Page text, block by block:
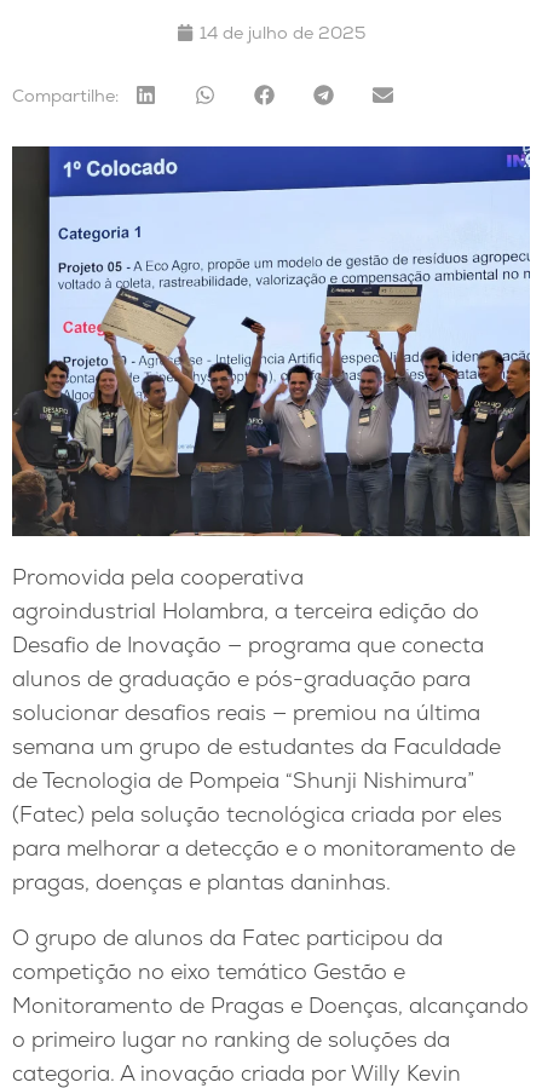
14 de julho de 2025
Compartilhe:
Promovida pela cooperativa
agroindustrial Holambra, a terceira edição do
Desafio de Inovação — programa que conecta
alunos de graduação e pós-graduação para
solucionar desafios reais — premiou na última
semana um grupo de estudantes da Faculdade
de Tecnologia de Pompeia “Shunji Nishimura”
(Fatec) pela solução tecnológica criada por eles
para melhorar a detecção e o monitoramento de
pragas, doenças e plantas daninhas.
O grupo de alunos da Fatec participou da
competição no eixo temático Gestão e
Monitoramento de Pragas e Doenças, alcançando
o primeiro lugar no ranking de soluções da
categoria. A inovação criada por Willy Kevin